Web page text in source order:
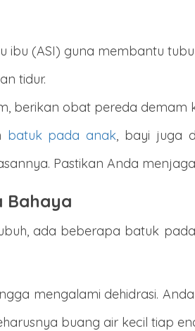
ibu (ASI) guna membantu
tidur.
berikan obat pereda demam
batuk pada anak, bayi juga
Pastikan Anda
Bahaya
ada beberapa batuk
mengalami dehidrasi.
buang air kecil tiap